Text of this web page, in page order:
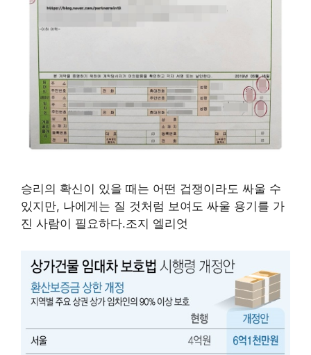
승리의 확신이 있을 때는 어떤 겁쟁이라도 싸울 수
있지만, 나에게는 질 것처럼 보여도 싸울 용기를 가
진 사람이 필요하다.조지 엘리엇